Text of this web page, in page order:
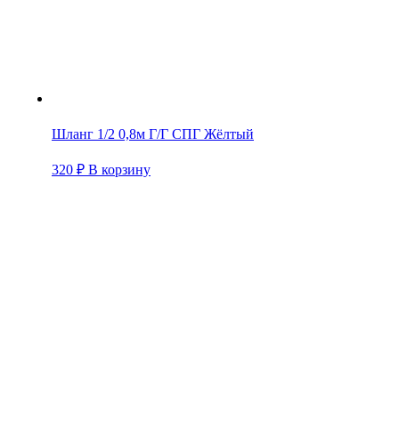
Шланг 1/2 0,8м Г/Г СПГ Жёлтый
320 ₽ В корзину